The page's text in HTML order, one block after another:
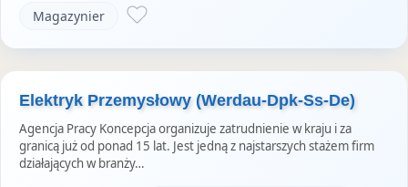
Magazynier
Elektryk Przemysłowy (Werdau-Dpk-Ss-De)
Agencja Pracy Koncepcja organizuje zatrudnienie w kraju i za
granicą już od ponad 15 lat. Jest jedną z najstarszych stażem firm
działających w branży…